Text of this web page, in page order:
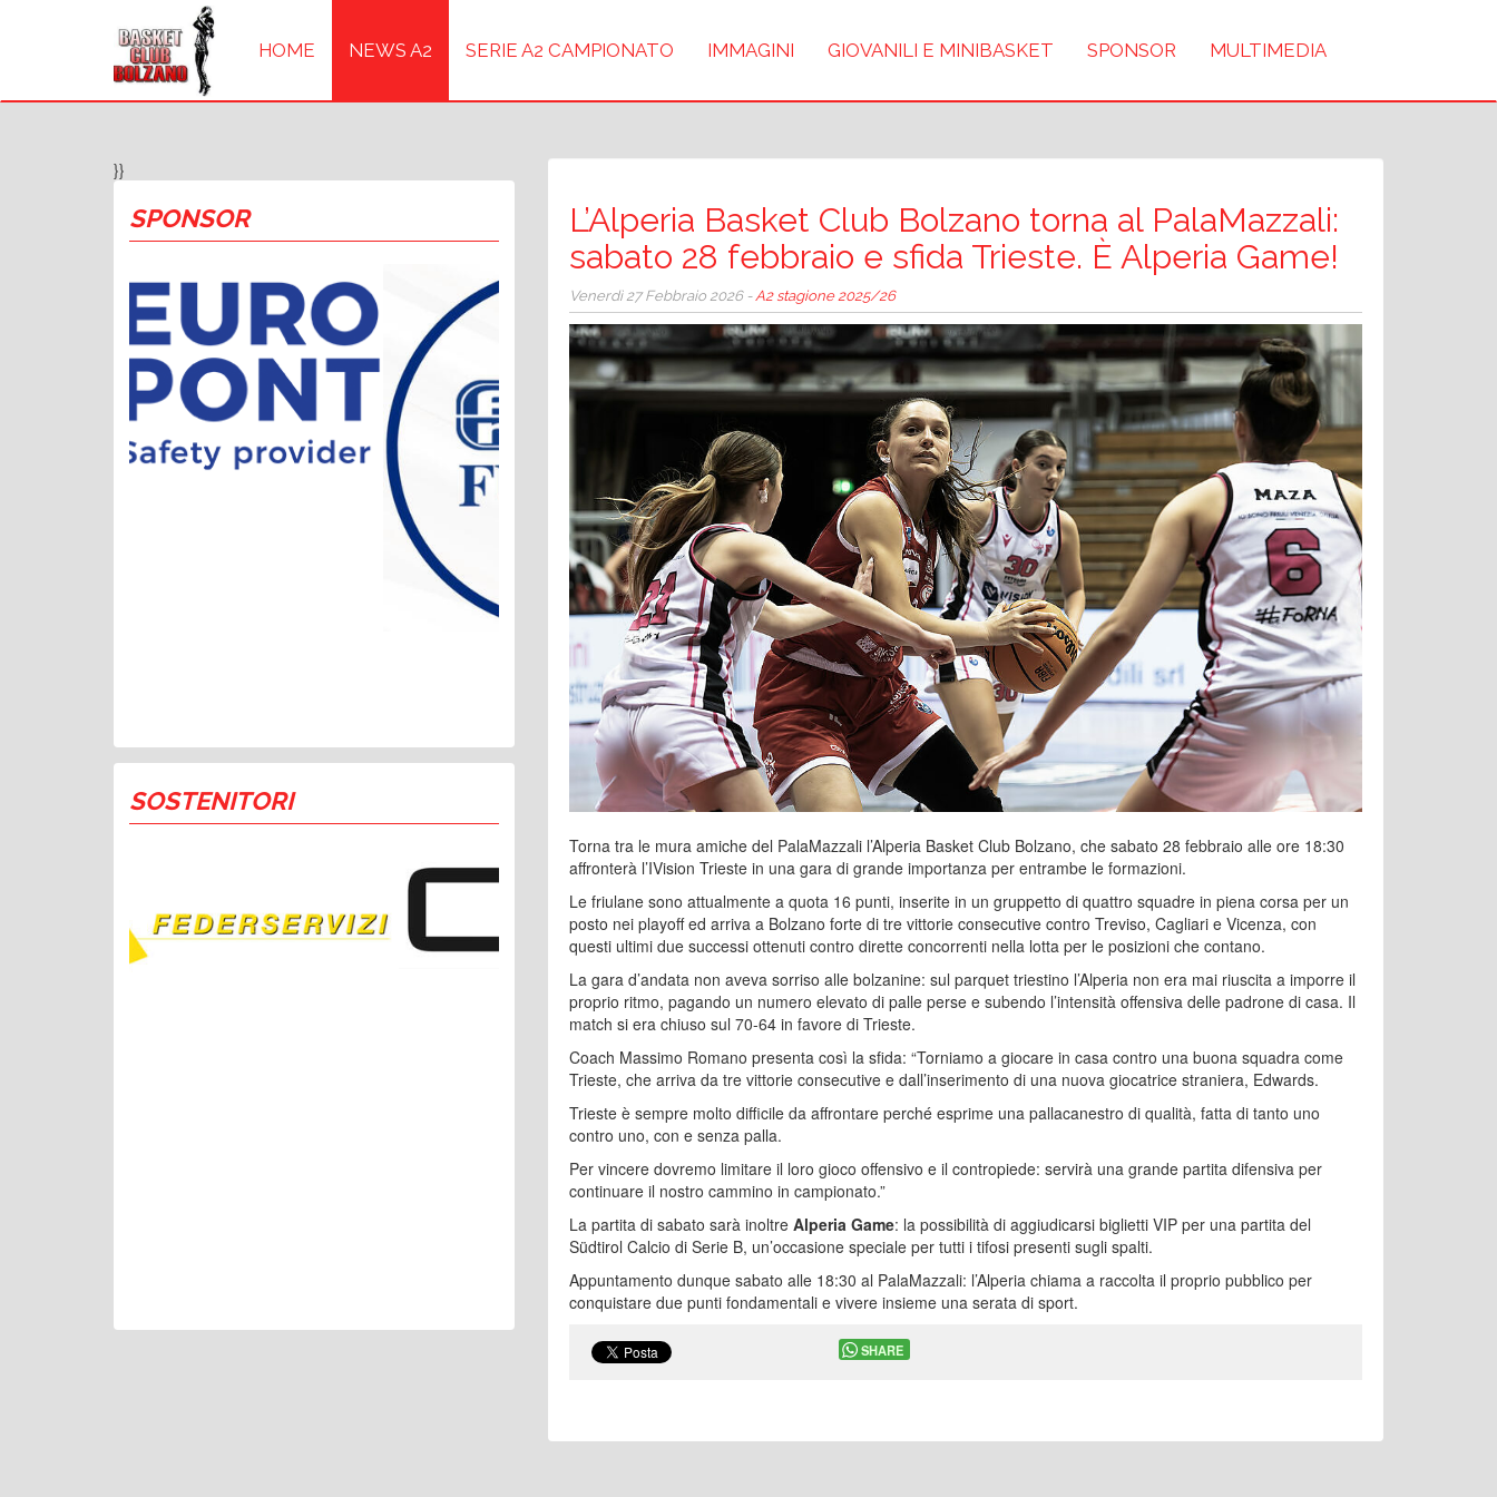
HOME NEWS A2 SERIE A2 CAMPIONATO IMMAGINI GIOVANILI E MINIBASKET SPONSOR MULTIMEDIA
}}
SPONSOR
SOSTENITORI
L’Alperia Basket Club Bolzano torna al PalaMazzali:
sabato 28 febbraio e sfida Trieste. È Alperia Game!
Venerdì 27 Febbraio 2026 -A2 stagione 2025/26
Torna tra le mura amiche del PalaMazzali l’Alperia Basket Club Bolzano, che sabato 28 febbraio alle ore 18:30
affronterà l’IVision Trieste in una gara di grande importanza per entrambe le formazioni.
Le friulane sono attualmente a quota 16 punti, inserite in un gruppetto di quattro squadre in piena corsa per un
posto nei playoff ed arriva a Bolzano forte di tre vittorie consecutive contro Treviso, Cagliari e Vicenza, con
questi ultimi due successi ottenuti contro dirette concorrenti nella lotta per le posizioni che contano.
La gara d’andata non aveva sorriso alle bolzanine: sul parquet triestino l’Alperia non era mai riuscita a imporre il
proprio ritmo, pagando un numero elevato di palle perse e subendo l’intensità offensiva delle padrone di casa. Il
match si era chiuso sul 70-64 in favore di Trieste.
Coach Massimo Romano presenta così la sfida: “Torniamo a giocare in casa contro una buona squadra come
Trieste, che arriva da tre vittorie consecutive e dall’inserimento di una nuova giocatrice straniera, Edwards.
Trieste è sempre molto difficile da affrontare perché esprime una pallacanestro di qualità, fatta di tanto uno
contro uno, con e senza palla.
Per vincere dovremo limitare il loro gioco offensivo e il contropiede: servirà una grande partita difensiva per
continuare il nostro cammino in campionato.”
La partita di sabato sarà inoltre Alperia Game: la possibilità di aggiudicarsi biglietti VIP per una partita del
Südtirol Calcio di Serie B, un’occasione speciale per tutti i tifosi presenti sugli spalti.
Appuntamento dunque sabato alle 18:30 al PalaMazzali: l’Alperia chiama a raccolta il proprio pubblico per
conquistare due punti fondamentali e vivere insieme una serata di sport.
SHARE